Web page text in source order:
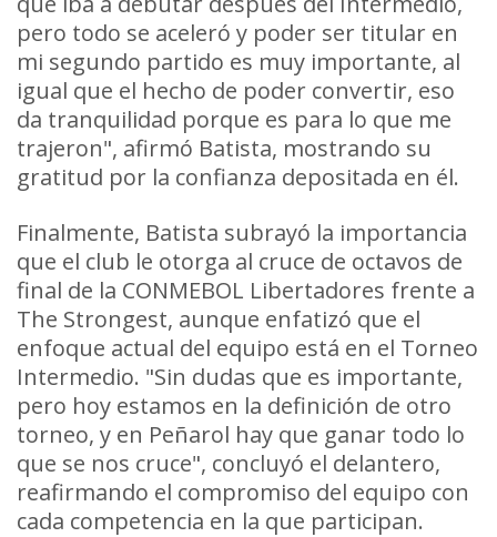
pero todo se aceleró y poder ser titular en
mi segundo partido es muy importante, al
igual que el hecho de poder convertir, eso
da tranquilidad porque es para lo que me
trajeron", afirmó Batista, mostrando su
gratitud por la confianza depositada en él.
Finalmente, Batista subrayó la importancia
que el club le otorga al cruce de octavos de
final de la CONMEBOL Libertadores frente a
The Strongest, aunque enfatizó que el
enfoque actual del equipo está en el Torneo
Intermedio. "Sin dudas que es importante,
pero hoy estamos en la definición de otro
torneo, y en Peñarol hay que ganar todo lo
que se nos cruce", concluyó el delantero,
reafirmando el compromiso del equipo con
cada competencia en la que participan.